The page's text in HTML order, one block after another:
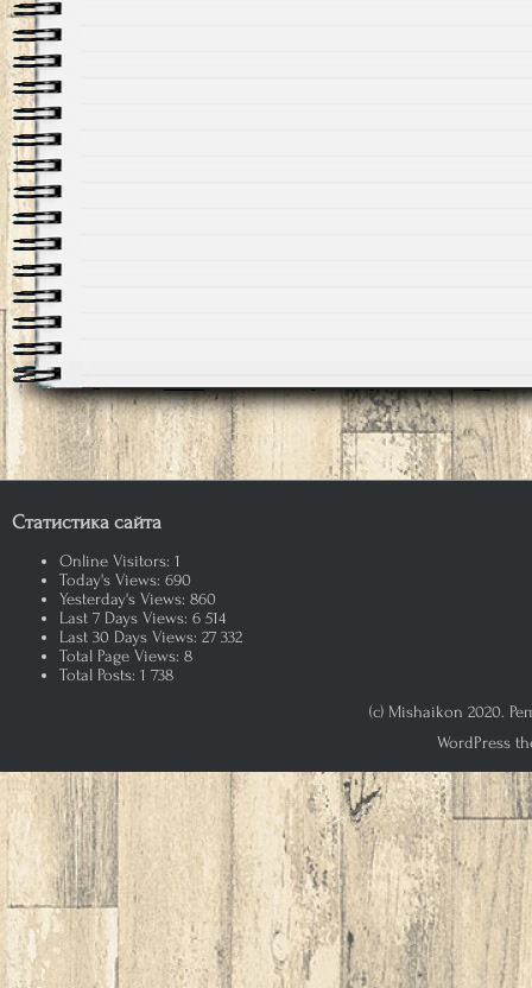
Статистика сайта
Online Visitors: 1
Today's Views: 690
Yesterday's Views: 860
Last 7 Days Views: 6 514
Last 30 Days Views: 27 332
Total Page Views: 8
Total Posts: 1 738
(c) Mishaikon 2020.
WordPress